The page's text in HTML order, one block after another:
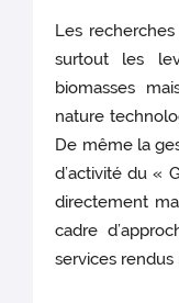
Les
surtout les
biomasses
nature
De même la
d’activité du «
directement
cadre
services rendus